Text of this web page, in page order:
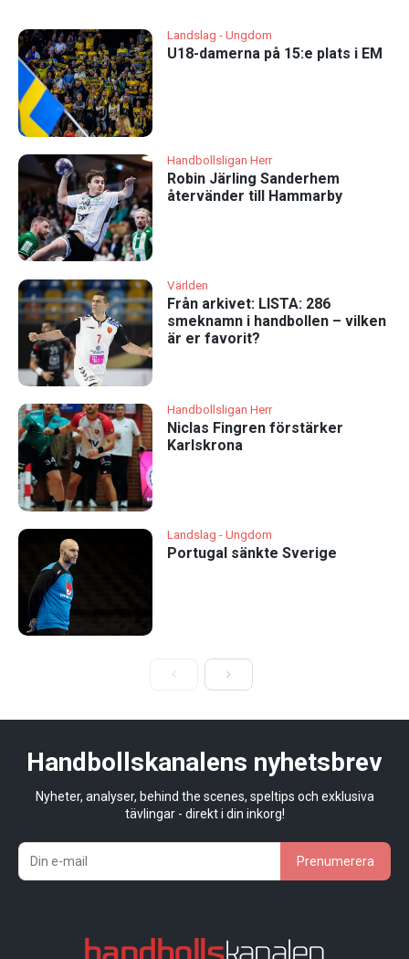
Landslag - Ungdom
U18-damerna på 15:e plats i EM
Handbollsligan Herr
Robin Järling Sanderhem
återvänder till Hammarby
Världen
Från arkivet: LISTA: 286
smeknamn i handbollen – vilken
är er favorit?
Handbollsligan Herr
Niclas Fingren förstärker
Karlskrona
Landslag - Ungdom
Portugal sänkte Sverige
Handbollskanalens nyhetsbrev
Nyheter, analyser, behind the scenes, speltips och exklusiva
tävlingar - direkt i din inkorg!
Prenumerera